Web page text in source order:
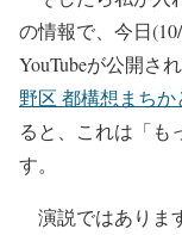
の情報で、今日
YouTubeが公開さ
野区 都構想まちか
ると、これは「も
す。
演説ではありま